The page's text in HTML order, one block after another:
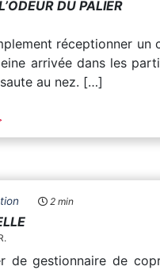
DU PALIER
réceptionner un
arrivée dans les
au nez. […]
2 min
de gestionnaire de